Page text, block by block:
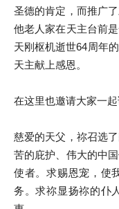
圣德的肯定，而推广
他老人家在天主台前
天刚枢机逝世64周年
天主献上感恩。
在这里也邀请大家一
慈爱的天父，祢召选
苦的庇护、伟大的中
使者。求赐恩宠，使
务。求祢显扬祢的仆